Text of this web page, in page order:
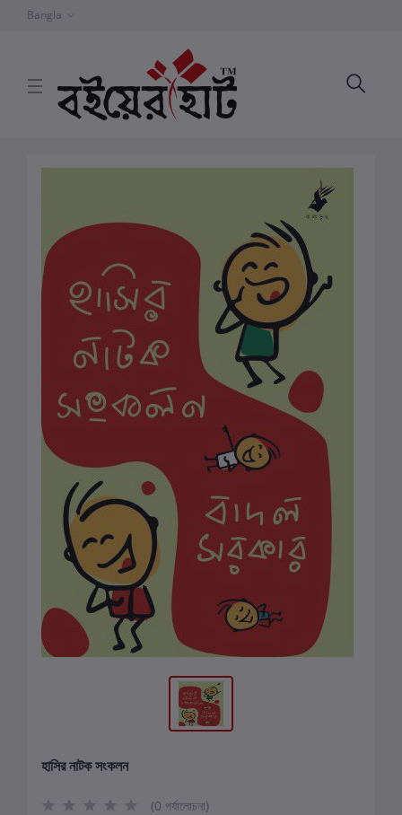
Bangla
হাসির নাটক সংকলন
(0 পর্যালোচনা)